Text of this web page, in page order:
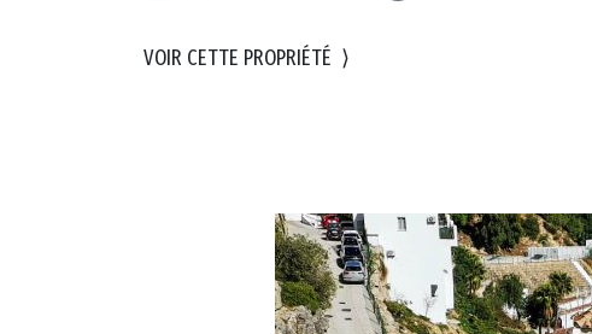
VOIR CETTE PROPRIÉTÉ ⟩